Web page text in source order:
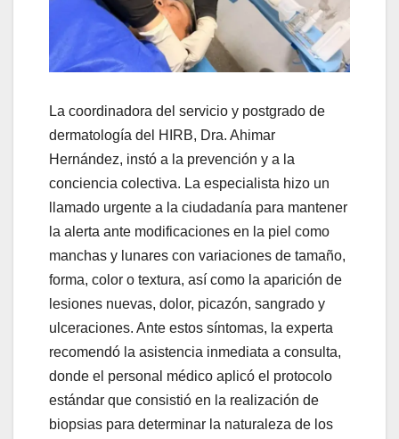
La coordinadora del servicio y postgrado de
dermatología del HIRB, Dra. Ahimar
Hernández, instó a la prevención y a la
conciencia colectiva. La especialista hizo un
llamado urgente a la ciudadanía para mantener
la alerta ante modificaciones en la piel como
manchas y lunares con variaciones de tamaño,
forma, color o textura, así como la aparición de
lesiones nuevas, dolor, picazón, sangrado y
ulceraciones. Ante estos síntomas, la experta
recomendó la asistencia inmediata a consulta,
donde el personal médico aplicó el protocolo
estándar que consistió en la realización de
biopsias para determinar la naturaleza de los